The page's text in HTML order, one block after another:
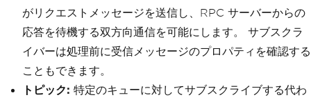
がリクエストメッセージを送信し、RPC サーバーからの
応答を待機する双方向通信を可能にします。 サブスクラ
イバーは処理前に受信メッセージのプロパティを確認する
こともできます。
トピック: 特定のキューに対してサブスクライブする代わ